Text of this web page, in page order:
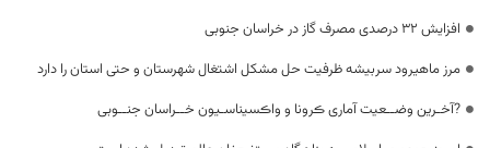
افزایش ۳۲ درصدی مصرف گاز در خراسان جنوبی
مرز ماهیرود سربیشه ظرفیت حل مشکل اشتغال شهرستان و حتی استان را دارد
?آخـرین وضــعیت آماری ڪرونا و واڪسیناسـیون خــراسان جنــوبی